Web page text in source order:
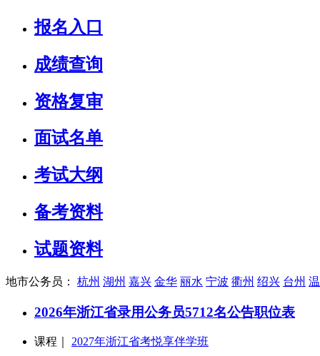
报名入口
成绩查询
资格复审
面试名单
考试大纲
备考资料
试题资料
地市公务员： 杭州 湖州 嘉兴 金华 丽水 宁波 衢州 绍兴 台州
2026年浙江省录用公务员5712名公告职位表
课程｜ 2027年浙江省考悦享伴学班